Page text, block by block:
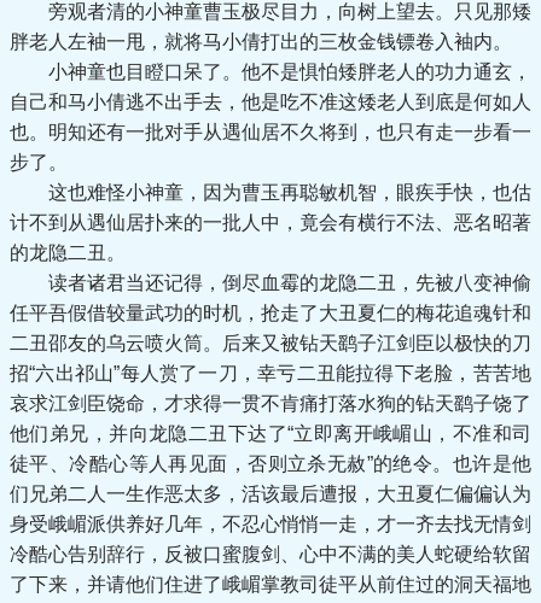
旁观者清的小神童曹玉极尽目力，向树上望去。只见那矮
胖老人左袖一甩，就将马小倩打出的三枚金钱镖卷入袖内。
小神童也目瞪口呆了。他不是惧怕矮胖老人的功力通玄，
自己和马小倩逃不出手去，他是吃不准这矮老人到底是何如人
也。明知还有一批对手从遇仙居不久将到，也只有走一步看一
步了。
这也难怪小神童，因为曹玉再聪敏机智，眼疾手快，也估
计不到从遇仙居扑来的一批人中，竟会有横行不法、恶名昭著
的龙隐二丑。
读者诸君当还记得，倒尽血霉的龙隐二丑，先被八变神偷
任平吾假借较量武功的时机，抢走了大丑夏仁的梅花追魂针和
二丑邵友的乌云喷火筒。后来又被钻天鹞子江剑臣以极快的刀
招“六出祁山”每人赏了一刀，幸亏二丑能拉得下老脸，苦苦地
哀求江剑臣饶命，才求得一贯不肯痛打落水狗的钻天鹞子饶了
他们弟兄，并向龙隐二丑下达了“立即离开峨嵋山，不准和司
徒平、冷酷心等人再见面，否则立杀无赦”的绝令。也许是他
们兄弟二人一生作恶太多，活该最后遭报，大丑夏仁偏偏认为
身受峨嵋派供养好几年，不忍心悄悄一走，才一齐去找无情剑
冷酷心告别辞行，反被口蜜腹剑、心中不满的美人蛇硬给软留
了下来，并请他们住进了峨嵋掌教司徒平从前住过的洞天福地